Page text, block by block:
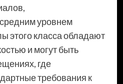
уровнем
этого класса обладают
и могут быть
где
требования к